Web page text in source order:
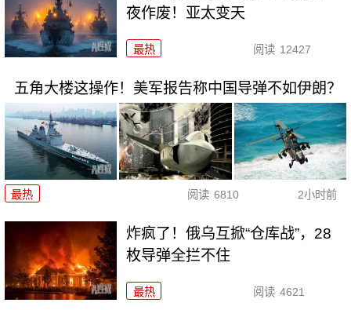
夜作废！亚太变天
最热 阅读 12427
五角大楼这操作！美军报告称中国导弹不如伊朗？
最热 阅读 6810 2小时前
炸疯了！俄乌互掀“仓库战”，28
枚导弹全拦不住
最热 阅读 4621